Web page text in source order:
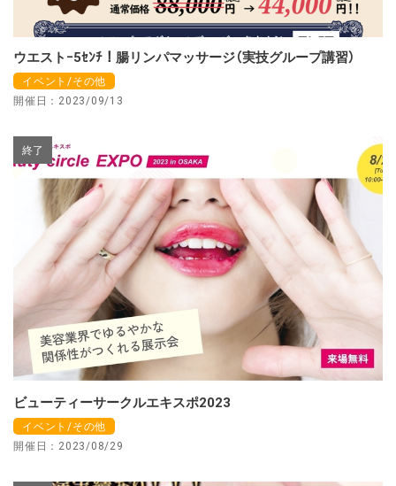
ウエストｰ5ｾﾝﾁ！腸リンパマッサージ（実技グループ講習）
イベント/その他
開催日：2023/09/13
終了
ビューティーサークルエキスポ2023
イベント/その他
開催日：2023/08/29